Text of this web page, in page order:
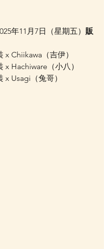
年11月7日（星期五） 販
x Chiikawa（吉伊）
x Hachiware（小八）
x Usagi（兔哥）